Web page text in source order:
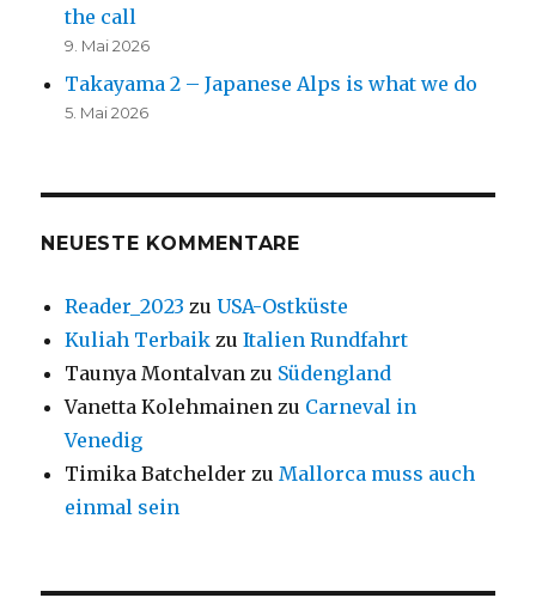
the call
9. Mai 2026
Takayama 2 – Japanese Alps is what we do
5. Mai 2026
NEUESTE KOMMENTARE
Reader_2023 zuUSA-Ostküste
Kuliah Terbaik zuItalien Rundfahrt
Taunya Montalvan zu Südengland
Vanetta Kolehmainen zu Carneval in
Venedig
Timika Batchelder zuMallorca muss auch
einmal sein